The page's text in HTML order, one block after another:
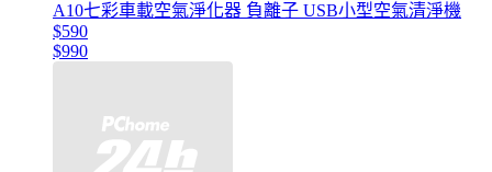
A10七彩車載空氣淨化器 負離子 USB小型空氣清淨機
$590
$990